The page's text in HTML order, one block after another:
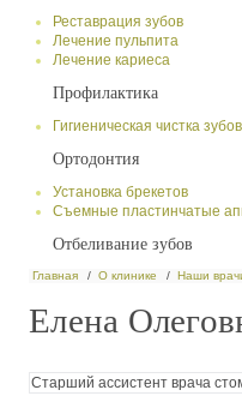
Реставрация зубов
Лечение пульпита
Лечение кариеса
Профилактика
Гигиеническая чистка зубов
Ортодонтия
Установка брекетов
Съемные пластинчатые
Отбеливание зубов
Главная О клинике Наши
Елена
Старший ассистент врача